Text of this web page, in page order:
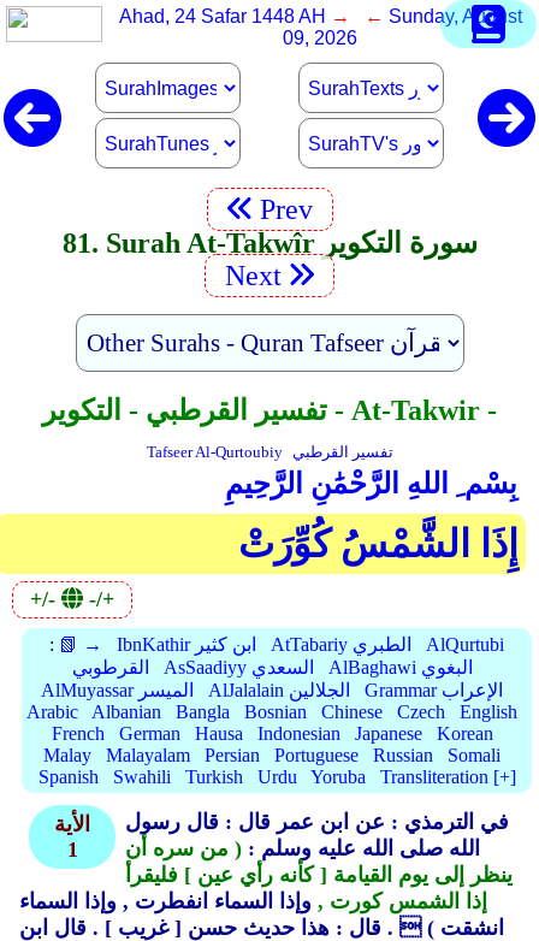
Ahad, 24 Safar 1448 AH → ← Sunday, August
09, 2026
Prev
81. Surah At-Takwîr سورة التكوير
Next
تفسير القرطبي - التكوير - At-Takwir -
Tafseer Al-Qurtoubiy تفسير القرطبي
بِسْم ِ اللهِ الرَّحْمَٰنِ الرَّحِيمِ
إِذَا الشَّمْسُ كُوِّرَتْ
+/- -/+
: 📗 → IbnKathir ابن كثير AtTabariy الطبري
AlQurtubi
القرطوبي
AsSaadiyy السعدي
AlBaghawi البغوي
AlMuyassar الميسر
AlJalalain الجلالين
Grammar الإعراب
Arabic
Albanian Bangla Bosnian Chinese Czech
English
French
German Hausa Indonesian Japanese
Korean
Malay
Malayalam Persian Portuguese Russian
Somali
Spanish
Swahili Turkish Urdu Yoruba Transliteration [+]
الأية
1
في الترمذي : عن ابن عمر قال : قال رسول
الله صلى الله عليه وسلم : ( من سره أن
ينظر إلى يوم القيامة [ كأنه رأي عين ] فليقرأ
إذا الشمس كورت , وإذا السماء انفطرت , وإذا السماء
انشقت )  . قال : هذا حديث حسن [ غريب ] . قال ابن